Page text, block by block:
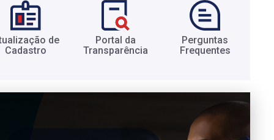
de
Cadastro​
Portal da
Transparência​
Perguntas
Frequentes​